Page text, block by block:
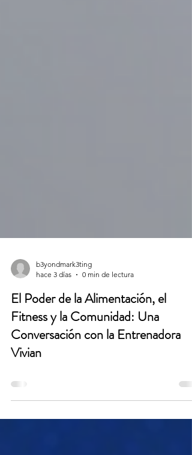
hace 3 días
0 min de lectura
El Poder de la Alimentación, el
Fitness y la Comunidad: Una
Conversación con la Entrenadora